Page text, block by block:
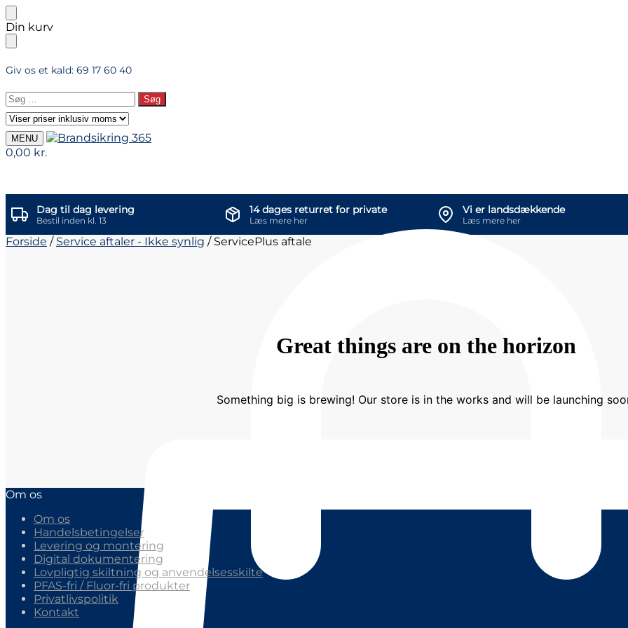
Skip
to
navigation
Skip
to
content
Din kurv
Giv os et kald: 69 17 60 40
Søg
efter:
MENU
0,00 kr.
Dag til dag levering
Bestil inden kl. 13
14 dages returret for private
Læs mere her
Vi er landsdækkende
Læs mere her
Forside / Service aftaler - Ikke synlig / ServicePlus aftale
Great things are on the horizon
Something big is brewing! Our store is in the works and will be launching
Om os
Om os
Handelsbetingelser
Levering og montering
Digital dokumentering
Lovpligtig skiltning og anvendelsesskilte
PFAS-fri / Fluor-fri produkter
Privatlivspolitik
Kontakt